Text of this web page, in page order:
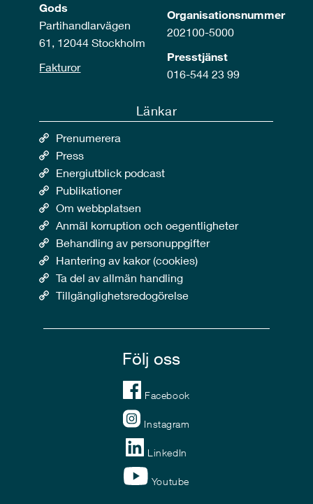
Gods
Partihandlarvägen
61, 12044 Stockholm
Fakturor
Organisationsnummer
202100-5000
Presstjänst
016-544 23 99
Länkar
Prenumerera
Press
Energiutblick podcast
Publikationer
Om webbplatsen
Anmäl korruption och oegentligheter
Behandling av personuppgifter
Hantering av kakor (cookies)
Ta del av allmän handling
Tillgänglighetsredogörelse
Följ oss
Facebook
Instagram
LinkedIn
Youtube